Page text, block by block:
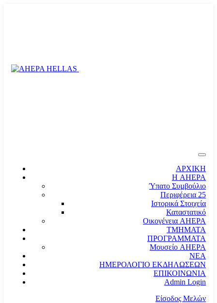
ΑΡΧΙΚΗ
Η AHEPA
Ύπατο Συµβούλιο
Περιφέρεια 25
Ιστορικά Στοιχεία
Καταστατικό
Οικογένεια AHEPA
ΤΜΗΜΑΤΑ
ΠΡΟΓΡΑΜΜΑΤΑ
Μουσείο AHEPA
ΝΕΑ
ΗΜΕΡΟΛΟΓΙΟ ΕΚΔΗΛΩΣΕΩΝ
ΕΠΙΚΟΙΝΩΝΙΑ
Admin Login
Είσοδος Μελών